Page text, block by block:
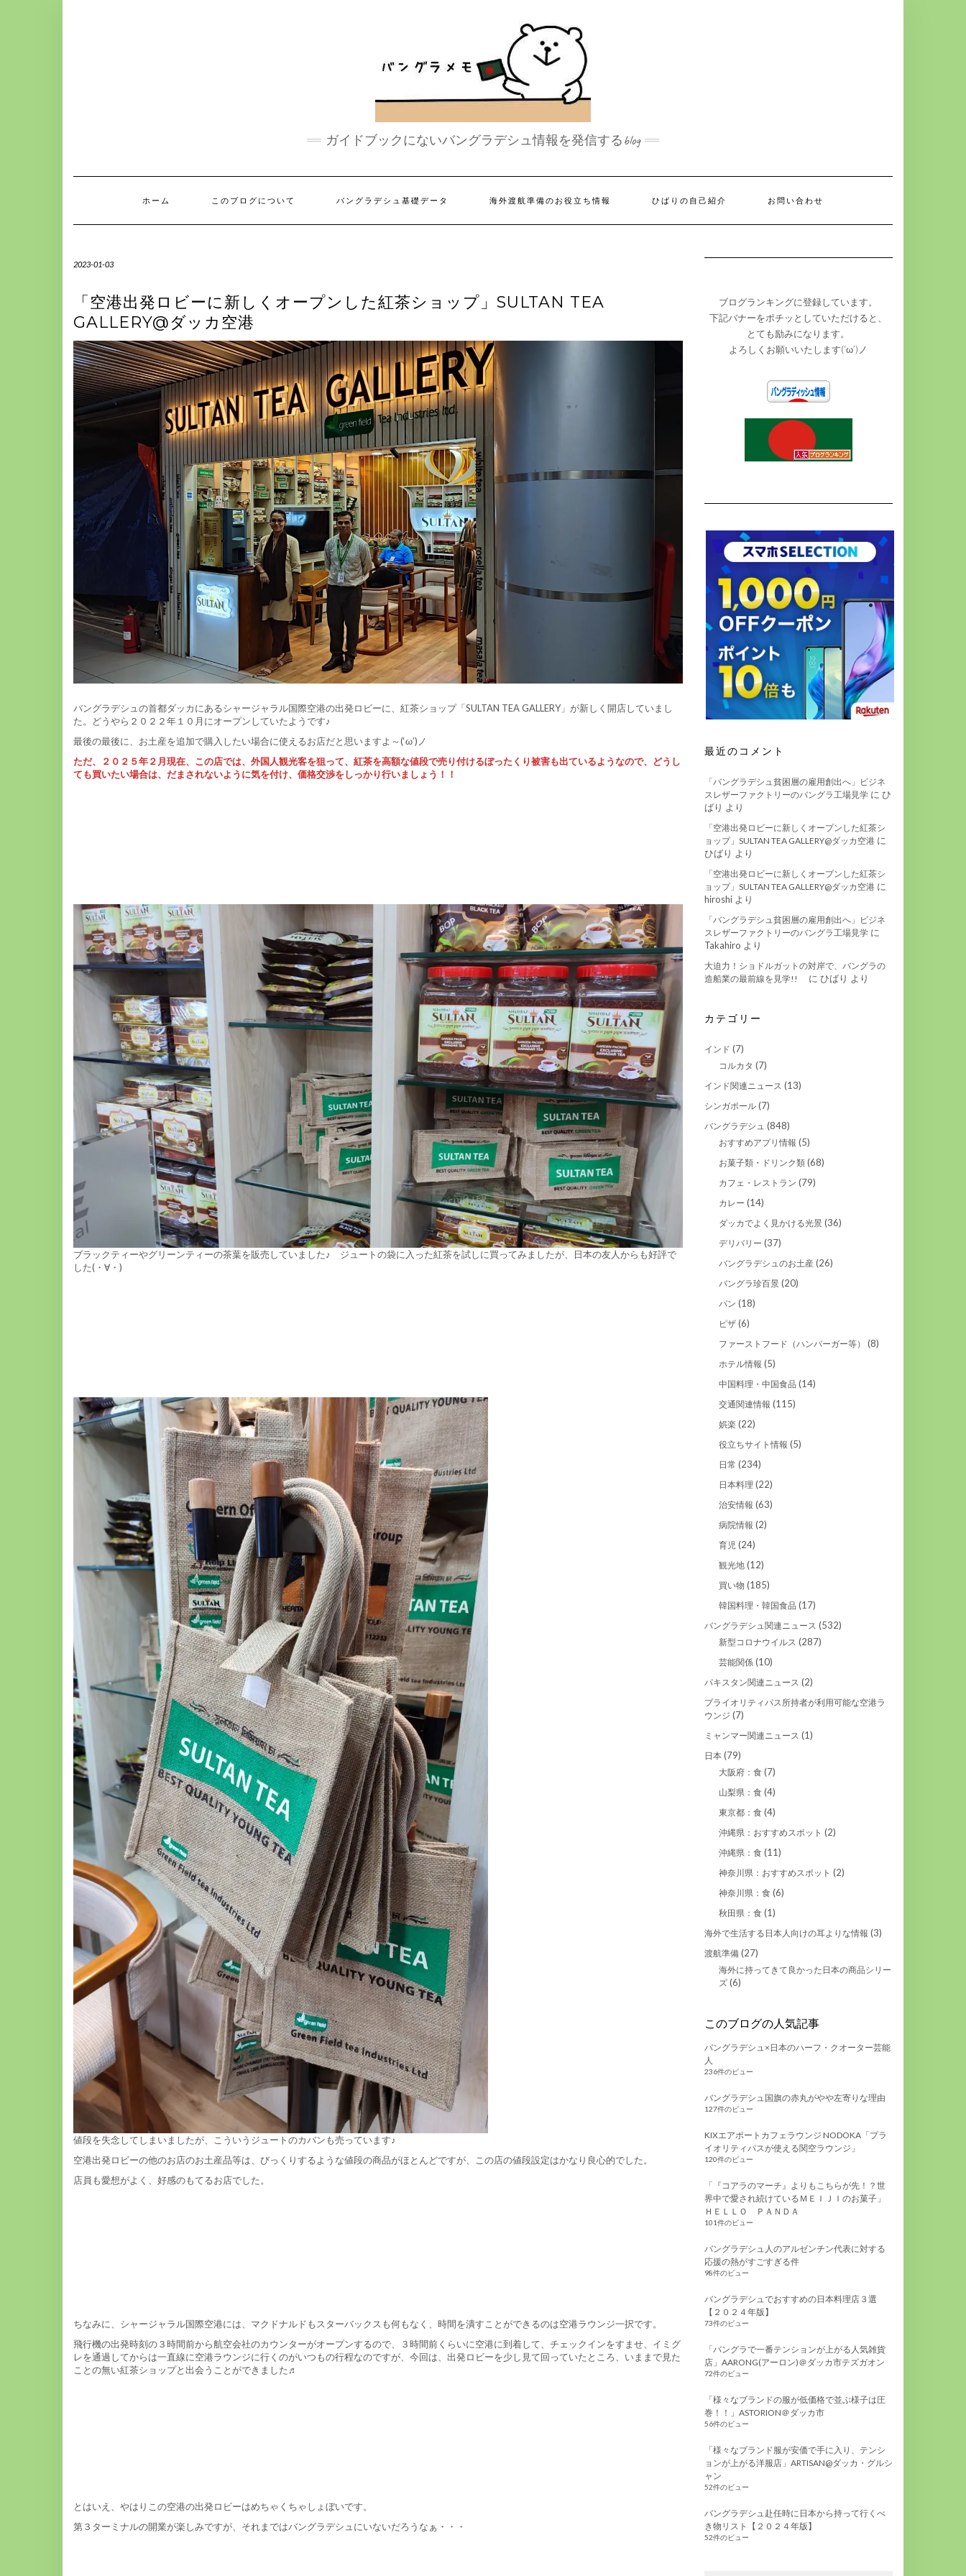
ガイドブックにないバングラデシュ情報を発信するblog
ホーム このブログについて バングラデシュ基礎データ 海外渡航準備のお役立ち情報 ひばりの自己紹介 お問い合わせ
2023-01-03
「空港出発ロビーに新しくオープンした紅茶ショップ」SULTAN TEA
GALLERY@ダッカ空港
バングラデシュの首都ダッカにあるシャージャラル国際空港の出発ロビーに、紅茶ショップ「SULTAN TEA GALLERY」が新しく開店していまし
た。どうやら２０２２年１０月にオープンしていたようです♪
最後の最後に、お土産を追加で購入したい場合に使えるお店だと思いますよ～(‘ω’)ノ
ただ、２０２５年２月現在、この店では、外国人観光客を狙って、紅茶を高額な値段で売り付けるぼったくり被害も出ているようなので、どうし
ても買いたい場合は、だまされないように気を付け、価格交渉をしっかり行いましょう！！
ブラックティーやグリーンティーの茶葉を販売していました♪ ジュートの袋に入った紅茶を試しに買ってみましたが、日本の友人からも好評で
した(・∀・)
値段を失念してしまいましたが、こういうジュートのカバンも売っています♪
空港出発ロビーの他のお店のお土産品等は、びっくりするような値段の商品がほとんどですが、この店の値段設定はかなり良心的でした。
店員も愛想がよく、好感のもてるお店でした。
ちなみに、シャージャラル国際空港には、マクドナルドもスターバックスも何もなく、時間を潰すことができるのは空港ラウンジ一択です。
飛行機の出発時刻の３時間前から航空会社のカウンターがオープンするので、３時間前くらいに空港に到着して、チェックインをすませ、イミグ
レを通過してからは一直線に空港ラウンジに行くのがいつもの行程なのですが、今回は、出発ロビーを少し見て回っていたところ、いままで見た
ことの無い紅茶ショップと出会うことができました♬
とはいえ、やはりこの空港の出発ロビーはめちゃくちゃしょぼいです。
第３ターミナルの開業が楽しみですが、それまではバングラデシュにいないだろうなぁ・・・
ブログランキングに登録しています。
下記バナーをポチッとしていただけると、
とても励みになります。
よろしくお願いいたします(‘ω’)ノ
最近のコメント
「バングラデシュ貧困層の雇用創出へ」ビジネ
スレザーファクトリーのバングラ工場見学に ひ
ばり より
「空港出発ロビーに新しくオープンした紅茶シ
ョップ」SULTAN TEA GALLERY@ダッカ空港に
ひばり より
「空港出発ロビーに新しくオープンした紅茶シ
ョップ」SULTAN TEA GALLERY@ダッカ空港に
hiroshiより
「バングラデシュ貧困層の雇用創出へ」ビジネ
スレザーファクトリーのバングラ工場見学に
Takahiro より
大迫力！ショドルガットの対岸で、バングラの
造船業の最前線を見学!!
に ひばり より
カテゴリー
インド (7)
コルカタ (7)
インド関連ニュース (13)
シンガポール(7)
バングラデシュ (848)
おすすめアプリ情報 (5)
お菓子類・ドリンク類(68)
カフェ・レストラン (79)
カレー (14)
ダッカでよく見かける光景(36)
デリバリー (37)
バングラデシュのお土産(26)
バングラ珍百景(20)
パン (18)
ピザ(6)
ファーストフード（ハンバーガー等） (8)
ホテル情報 (5)
中国料理・中国食品 (14)
交通関連情報 (115)
娯楽 (22)
役立ちサイト情報 (5)
日常 (234)
日本料理 (22)
治安情報 (63)
病院情報 (2)
育児 (24)
観光地(12)
買い物 (185)
韓国料理・韓国食品 (17)
バングラデシュ関連ニュース (532)
新型コロナウイルス (287)
芸能関係(10)
パキスタン関連ニュース (2)
プライオリティパス所持者が利用可能な空港ラ
ウンジ (7)
ミャンマー関連ニュース (1)
日本(79)
大阪府：食 (7)
山梨県：食 (4)
東京都：食 (4)
沖縄県：おすすめスポット (2)
沖縄県：食 (11)
神奈川県：おすすめスポット (2)
神奈川県：食 (6)
秋田県：食 (1)
海外で生活する日本人向けの耳よりな情報 (3)
渡航準備(27)
海外に持ってきて良かった日本の商品シリー
ズ(6)
このブログの人気記事
バングラデシュ×日本のハーフ・クオーター芸能
人
236件のビュー
バングラデシュ国旗の赤丸がやや左寄りな理由
127件のビュー
KIXエアポートカフェラウンジ NODOKA「プラ
イオリティパスが使える関空ラウンジ」
120件のビュー
「『コアラのマーチ』よりもこちらが先！？世
界中で愛され続けているＭＥＩＪＩのお菓子」
ＨＥＬＬＯ ＰＡＮＤＡ
101件のビュー
バングラデシュ人のアルゼンチン代表に対する
応援の熱がすごすぎる件
98件のビュー
バングラデシュでおすすめの日本料理店３選
【２０２４年版】
73件のビュー
「バングラで一番テンションが上がる人気雑貨
店」AARONG(アーロン)＠ダッカ市テズガオン
72件のビュー
「様々なブランドの服が低価格で並ぶ様子は圧
巻！！」ASTORION＠ダッカ市
56件のビュー
「様々なブランド服が安価で手に入り、テンシ
ョンが上がる洋服店」ARTISAN@ダッカ・グルシ
ャン
52件のビュー
バングラデシュ赴任時に日本から持って行くべ
き物リスト【２０２４年版】
52件のビュー